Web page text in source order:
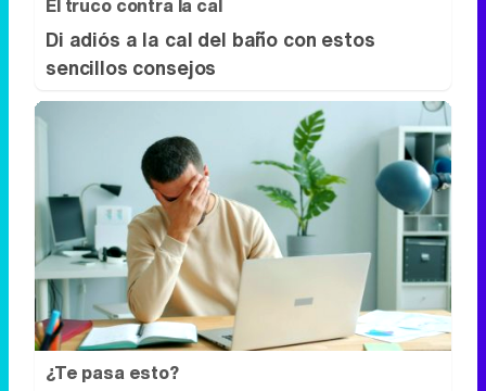
El truco contra la cal
Di adiós a la cal del baño con estos
sencillos consejos
¿Te pasa esto?